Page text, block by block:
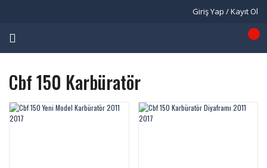
Giriş Yap / Kayıt Ol
Cbf 150 Karbüratör